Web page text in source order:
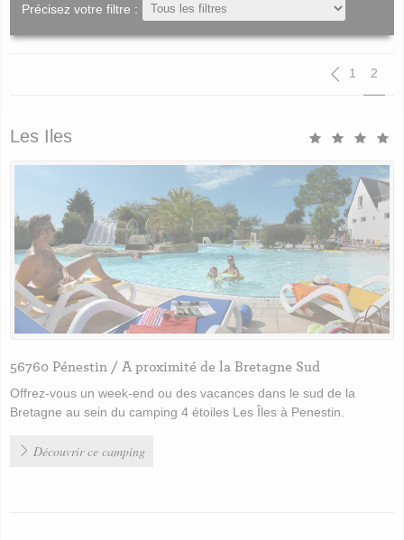
Précisez votre filtre :
1 2
Les Iles
56760 Pénestin / A proximité de la Bretagne Sud
Offrez-vous un week-end ou des vacances dans le sud de la
Bretagne au sein du camping 4 étoiles Les Îles à Penestin.
Découvrir ce camping